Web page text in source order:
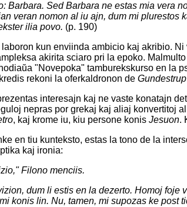
Barbara. Sed Barbara ne estas mia vera
veran nomon al iu ajn, dum mi
ilia povo. (p. 190)
kun enviinda ambicio kaj akribio.
akirita sciaro pri la epoko.
"Novepoka" tamburekskurso en la
rekoni la oferkaldronon deGundestrup
interesajn kaj ne vaste konatajn
nepras por grekaj kaj aliaj konvertitoj
, kaj krome iu, kiu persone konisJesuon.
en tiu kunteksto, estas la tono de la
kaj ironia:
Filono menciis.
dum li estis en la dezerto. Homoj
konis lin. Nu, tamen, mi supozas ke